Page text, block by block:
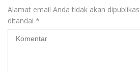
Alamat email Anda tidak akan
ditandai *